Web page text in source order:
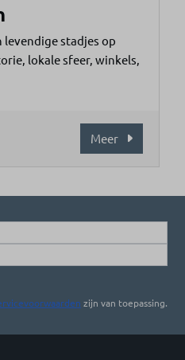
stadjes op
lokale sfeer, winkels,
Meer
zijn van toepassing.